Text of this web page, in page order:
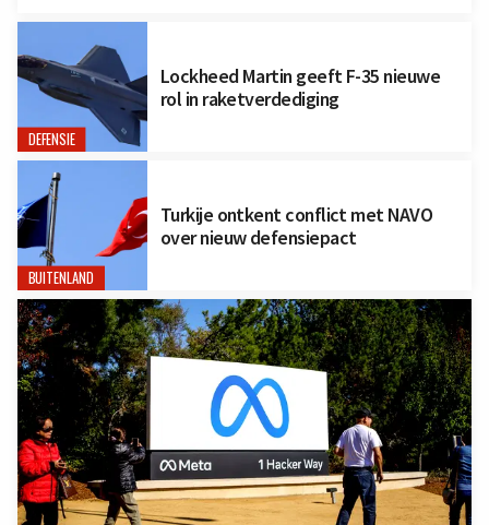
DEFENSIE
Lockheed Martin geeft F-35 nieuwe
rol in raketverdediging
BUITENLAND
Turkije ontkent conflict met NAVO
over nieuw defensiepact